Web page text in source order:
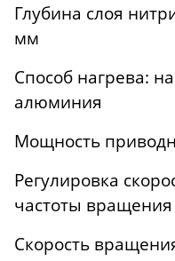
Глубина слоя
мм
Способ нагрева:
алюминия
Мощность
Регулировка
частоты вращения
Скорость